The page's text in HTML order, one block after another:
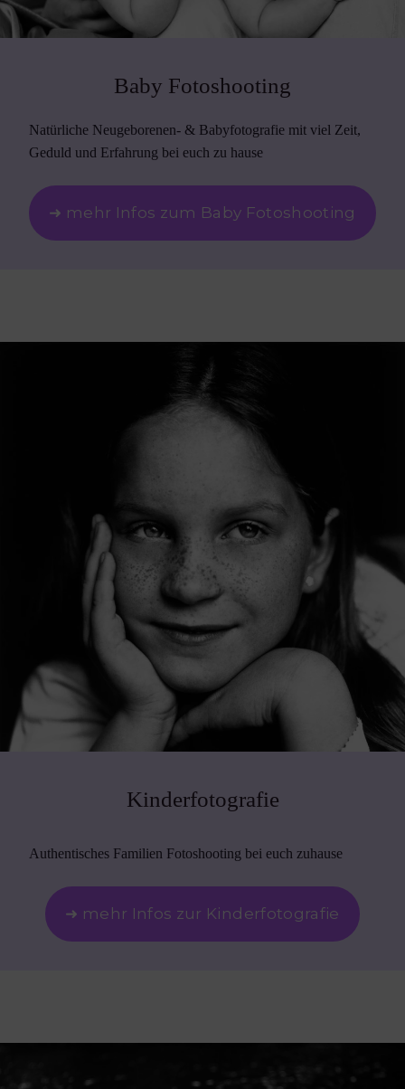
Baby Fotoshooting
Natürliche Neugeborenen- & Babyfotografie mit viel Zeit,
Geduld und Erfahrung bei euch zu hause
➜ mehr Infos zum Baby Fotoshooting
Kinderfotografie
Authentisches Familien Fotoshooting bei euch zuhause
➜ mehr Infos zur Kinderfotografie